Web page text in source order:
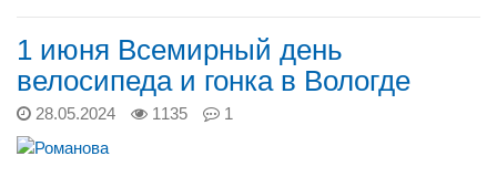
1 июня Всемирный день
велосипеда и гонка в Вологде
28.05.2024 1135 1